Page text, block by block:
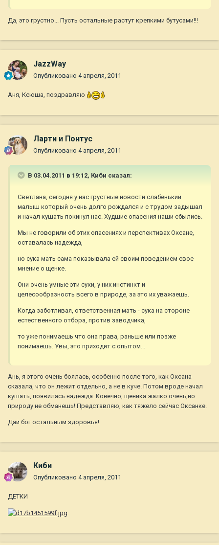
Да, это грустно... Пусть остальные растут крепкими бутусами!!!
JazzWay
Опубликовано 4 апреля, 2011
Аня, Ксюша, поздравляю
Ларти и Понтус
Опубликовано 4 апреля, 2011
В 03.04.2011 в 19:12, Киби сказал:
Светлана, сегодня у нас грустные новости слабенький
малыш который очень долго рождался и с трудом задышал
и начал кушать покинул нас. Худшие опасения наши сбылись.
Мы не говорили об этих опасениях и перспективах Оксане,
оставалась надежда,
но сука мать сама показывала ей своим поведением свое
мнение о щенке.
Они очень умные эти суки, у них инстинкт и
целесообразность всего в природе, за это их уважаешь.
Когда заботливая, ответственная мать - сука на стороне
естественного отбора, против заводчика,
то уже понимаешь что она права, раньше или позже
понимаешь. Увы, это приходит с опытом...
Ань, я этого очень боялась, особенно после того, как Оксана
сказала, что он лежит отдельно, а не в куче. Потом вроде начал
кушать, появилась надежда. Конечно, щеника жалко очень,но
природу не обманешь! Представляю, как тяжело сейчас Оксанке.
Дай бог остальным здоровья!
Киби
Опубликовано 4 апреля, 2011
ДЕТКИ